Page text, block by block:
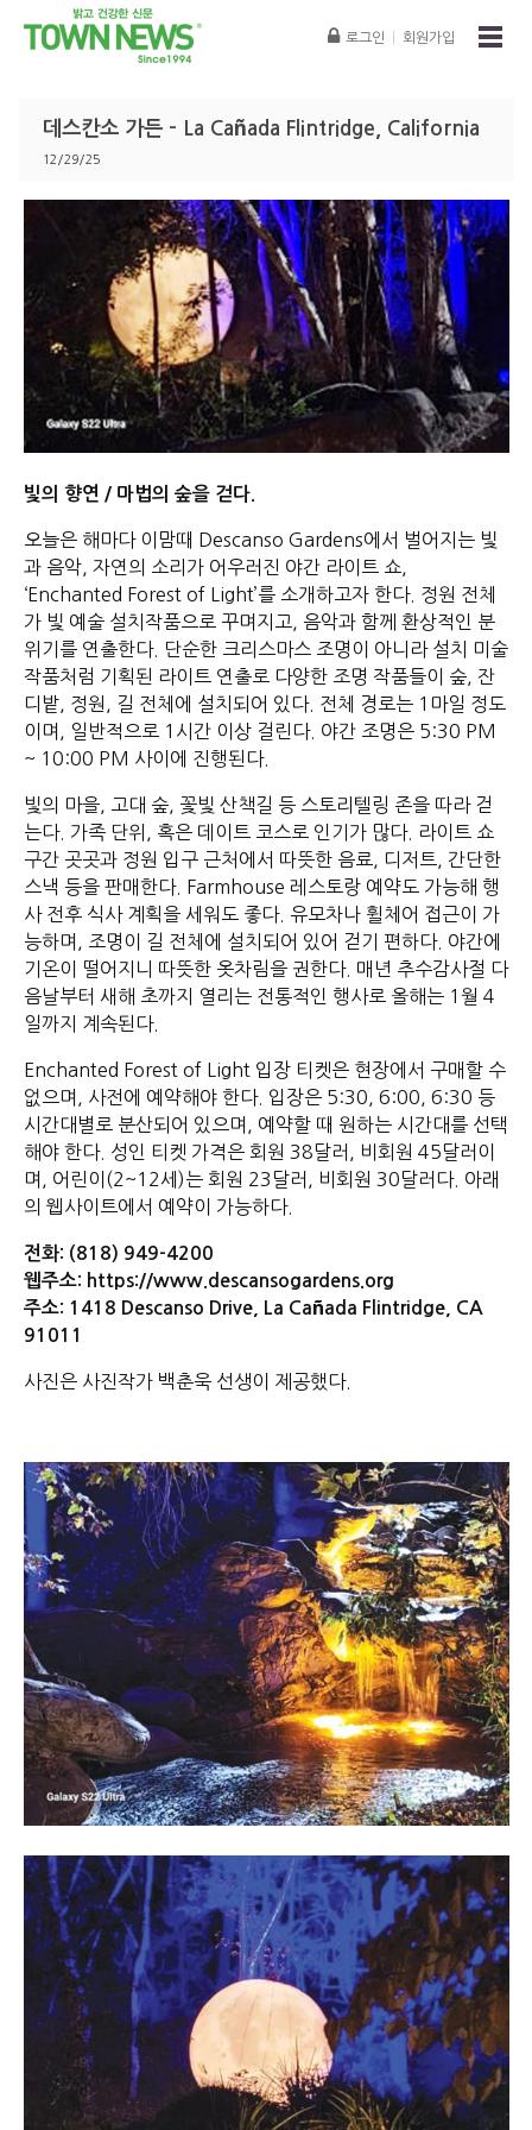
로그인 회원가입
데스칸소 가든 - La Cañada Flintridge, California
12/29/25
빛의 향연 / 마법의 숲을 걷다.
오늘은 해마다 이맘때 Descanso Gardens에서 벌어지는 빛
과 음악, 자연의 소리가 어우러진 야간 라이트 쇼,
‘Enchanted Forest of Light’를 소개하고자 한다. 정원 전체
가 빛 예술 설치작품으로 꾸며지고, 음악과 함께 환상적인 분
위기를 연출한다. 단순한 크리스마스 조명이 아니라 설치 미술
작품처럼 기획된 라이트 연출로 다양한 조명 작품들이 숲, 잔
디밭, 정원, 길 전체에 설치되어 있다. 전체 경로는 1마일 정도
이며, 일반적으로 1시간 이상 걸린다. 야간 조명은 5:30 PM
~ 10:00 PM 사이에 진행된다.
빛의 마을, 고대 숲, 꽃빛 산책길 등 스토리텔링 존을 따라 걷
는다. 가족 단위, 혹은 데이트 코스로 인기가 많다. 라이트 쇼
구간 곳곳과 정원 입구 근처에서 따뜻한 음료, 디저트, 간단한
스낵 등을 판매한다. Farmhouse 레스토랑 예약도 가능해 행
사 전후 식사 계획을 세워도 좋다. 유모차나 휠체어 접근이 가
능하며, 조명이 길 전체에 설치되어 있어 걷기 편하다. 야간에
기온이 떨어지니 따뜻한 옷차림을 권한다. 매년 추수감사절 다
음날부터 새해 초까지 열리는 전통적인 행사로 올해는 1월 4
일까지 계속된다.
Enchanted Forest of Light 입장 티켓은 현장에서 구매할 수
없으며, 사전에 예약해야 한다. 입장은 5:30, 6:00, 6:30 등
시간대별로 분산되어 있으며, 예약할 때 원하는 시간대를 선택
해야 한다. 성인 티켓 가격은 회원 38달러, 비회원 45달러이
며, 어린이(2~12세)는 회원 23달러, 비회원 30달러다. 아래
의 웹사이트에서 예약이 가능하다.
전화: (818) 949-4200
웹주소: https://www.descansogardens.org
주소: 1418 Descanso Drive, La Cañada Flintridge, CA
91011
사진은 사진작가 백춘욱 선생이 제공했다.